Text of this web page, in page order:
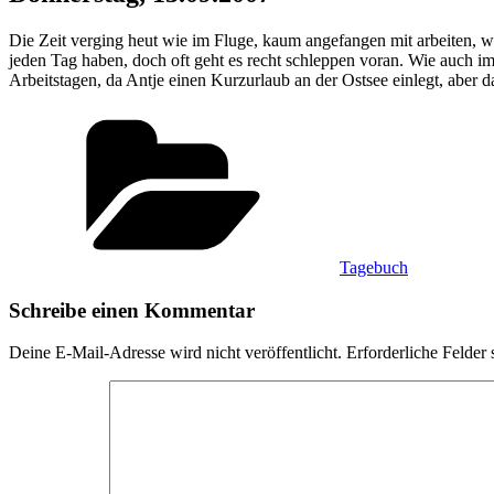
Die Zeit verging heut wie im Fluge, kaum angefangen mit arbeiten,
jeden Tag haben, doch oft geht es recht schleppen voran. Wie auch
Arbeitstagen, da Antje einen Kurzurlaub an der Ostsee einlegt, aber
Tagebuch
Schreibe einen Kommentar
Deine E-Mail-Adresse wird nicht veröffentlicht. Erforderliche Felder